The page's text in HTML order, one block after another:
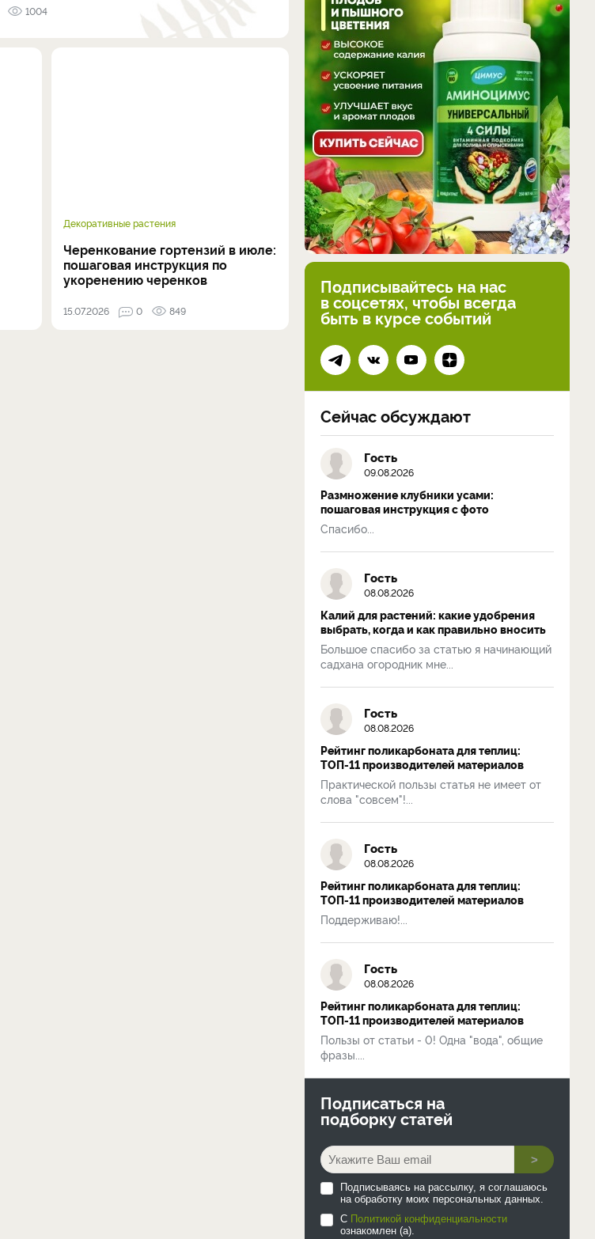
1004
Декоративные растения
Черенкование гортензий в июле:
пошаговая инструкция по
укоренению черенков
15.07.2026 0 849
Подписывайтесь на нас
в соцсетях, чтобы всегда
быть в курсе событий
Сейчас обсуждают
Гость
09.08.2026
Размножение клубники усами:
пошаговая инструкция с фото
Спасибо...
Гость
08.08.2026
Калий для растений: какие удобрения
выбрать, когда и как правильно вносить
Большое спасибо за статью я начинающий
садхана огородник мне...
Гость
08.08.2026
Рейтинг поликарбоната для теплиц:
ТОП-11 производителей материалов
Практической пользы статья не имеет от
слова "совсем"!...
Гость
08.08.2026
Рейтинг поликарбоната для теплиц:
ТОП-11 производителей материалов
Поддерживаю!...
Гость
08.08.2026
Рейтинг поликарбоната для теплиц:
ТОП-11 производителей материалов
Пользы от статьи - 0! Одна "вода", общие
фразы....
Подписаться на
подборку статей
>
Подписываясь на рассылку, я соглашаюсь
на обработку моих персональных данных.
С Политикой конфиденциальности
ознакомлен (а).